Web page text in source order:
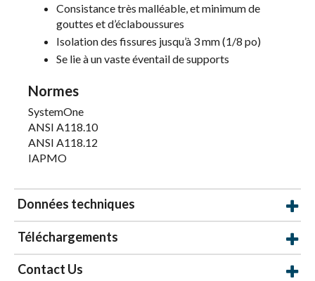
Consistance très malléable, et minimum de
gouttes et d’éclaboussures
Isolation des fissures jusqu’à 3 mm (1/8 po)
Se lie à un vaste éventail de supports
Normes
SystemOne
ANSI A118.10
ANSI A118.12
IAPMO
Données techniques
Téléchargements
Contact Us